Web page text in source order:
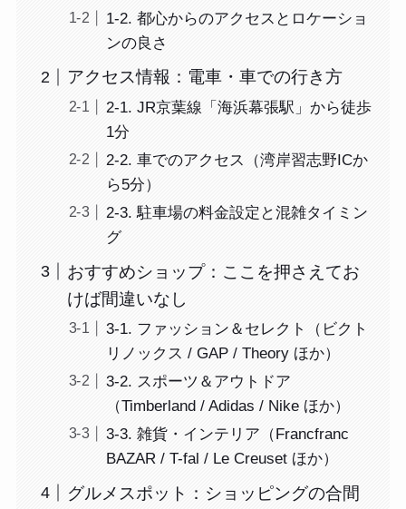
1-2. 都心からのアクセスとロケーショ
ンの良さ
アクセス情報：電車・車での行き方
2-1. JR京葉線「海浜幕張駅」から徒歩
1分
2-2. 車でのアクセス（湾岸習志野ICか
ら5分）
2-3. 駐車場の料金設定と混雑タイミン
グ
おすすめショップ：ここを押さえてお
けば間違いなし
3-1. ファッション＆セレクト（ビクト
リノックス / GAP / Theory ほか）
3-2. スポーツ＆アウトドア
（Timberland / Adidas / Nike ほか）
3-3. 雑貨・インテリア（Francfranc
BAZAR / T-fal / Le Creuset ほか）
グルメスポット：ショッピングの合間